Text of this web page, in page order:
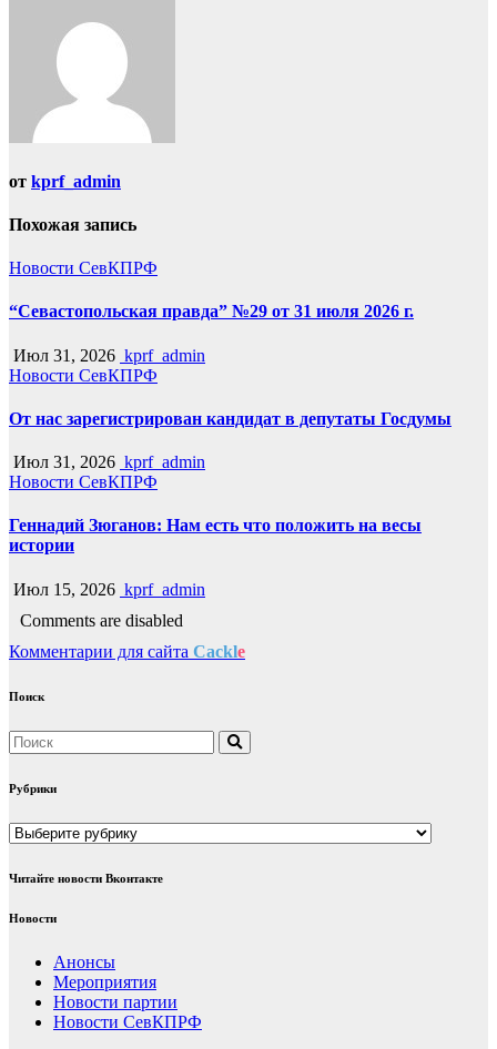
от kprf_admin
Похожая запись
Новости СевКПРФ
“Севастопольская правда” №29 от 31 июля 2026 г.
Июл 31, 2026 kprf_admin
Новости СевКПРФ
От нас зарегистрирован кандидат в депутаты Госдумы
Июл 31, 2026 kprf_admin
Новости СевКПРФ
Геннадий Зюганов: Нам есть что положить на весы
истории
Июл 15, 2026 kprf_admin
Comments are disabled
Комментарии для сайта Cackle
Поиск
Рубрики
Рубрики
Читайте новости Вконтакте
Новости
Анонсы
Мероприятия
Новости партии
Новости СевКПРФ